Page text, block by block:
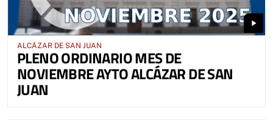
play_arrow
ALCÁZAR DE SAN JUAN
PLENO ORDINARIO MES DE
NOVIEMBRE AYTO ALCÁZAR DE SAN
JUAN